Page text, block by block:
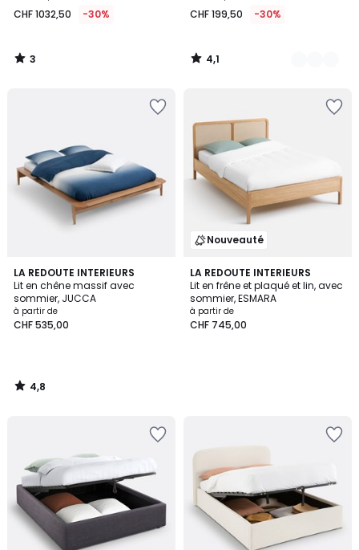
au
de
CHF
appliquée.
CHF 1032,50 -30%
3
/
CHF 199,50 -30%
4,1
/
LA REDOUTE INTERIEURS
Lit en chêne massif avec
sommier, JUCCA
à partir de
CHF 535,00
4,8
/ 5
4,8
/
Nouveauté
LA REDOUTE INTERIEURS
Lit en frêne et plaqué et lin, avec
sommier, ESMARA
à partir de
CHF 745,00